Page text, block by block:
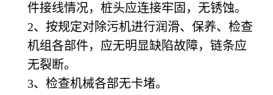
件接线情况，桩头应连接牢固，无锈蚀。
2、按规定对除污机进行润滑、保养、检查
机组各部件，应无明显缺陷故障，链条应
无裂断。
3、检查机械各部无卡堵。